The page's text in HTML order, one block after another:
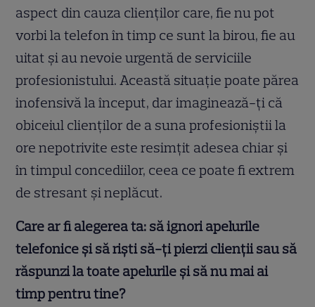
aspect din cauza clienților care, fie nu pot
vorbi la telefon în timp ce sunt la birou, fie au
uitat și au nevoie urgentă de serviciile
profesionistului. Această situație poate părea
inofensivă la început, dar imaginează-ți că
obiceiul clienților de a suna profesioniștii la
ore nepotrivite este resimțit adesea chiar și
în timpul concediilor, ceea ce poate fi extrem
de stresant și neplăcut.
Care ar fi alegerea ta: să ignori apelurile
telefonice și să riști să-ți pierzi clienții sau să
răspunzi la toate apelurile și să nu mai ai
timp pentru tine?